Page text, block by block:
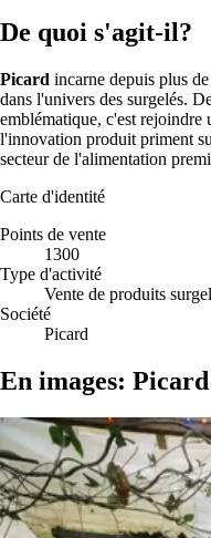
De quoi s'agit-il?
Picard incarne depuis plus
dans l'univers des surgelés.
emblématique, c'est rejoindre
l'innovation produit priment
secteur de l'alimentation
Carte d'identité
Points de vente
1300
Type d'activité
Vente de produits
Société
Picard
En images: Picard